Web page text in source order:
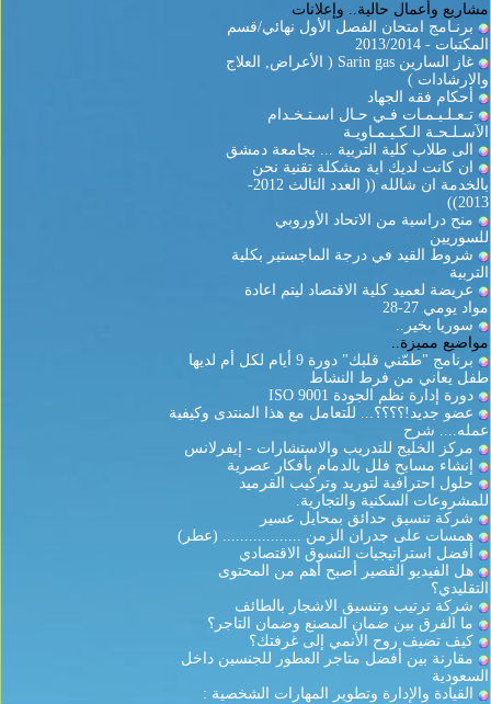
مشاريع وأعمال حالية.. وإعلانات
برنـامج امتحان الفصل الأول نهائي/قسم
المكتبات - 2013/2014
غاز السارين Sarin gas ( الأعراض, العلاج
والارشادات )
أحكام فقه الجهاد
تـعـلـيـمـات فـي حـال اسـتـخـدام
الآسـلـحـة الـكـيـمـاويـة
الى طلاب كلية التربية ... بجامعة دمشق
ان كانت لديك اية مشكلة تقنية نحن
بالخدمة ان شالله (( العدد الثالث 2012-
2013))
منح دراسية من الاتحاد الأوروبي
للسوريين
شروط القيد في درجة الماجستير بكلية
التربية
عريضة لعميد كلية الاقتصاد ليتم اعادة
مواد يومي 27-28
سوريا بخير..
مواضيع مميزة..
برنامج "طمّني قلبك" دورة 9 أيام لكل أم لديها
طفل يعاني من فرط النشاط
دورة إدارة نظم الجودة ISO 9001
عضو جديد!؟؟؟؟... للتعامل مع هذا المنتدى وكيفية
عمله.... شرح
مركز الخليج للتدريب والاستشارات - إيفرلانس
إنشاء مسابح فلل بالدمام بأفكار عصرية
حلول احترافية لتوريد وتركيب القرميد
للمشروعات السكنية والتجارية.
شركة تنسيق حدائق بمحايل عسير
همسات على جدران الزمن .................. (عطر)
أفضل استراتيجيات التسوق الاقتصادي
هل الفيديو القصير أصبح أهم من المحتوى
التقليدي؟
شركة ترتيب وتنسيق الاشجار بالطائف
ما الفرق بين ضمان المصنع وضمان التاجر؟
كيف تضيف روح الأنمي إلى غرفتك؟
مقارنة بين أفضل متاجر العطور للجنسين داخل
السعودية
القيادة والإدارة وتطوير المهارات الشخصية :